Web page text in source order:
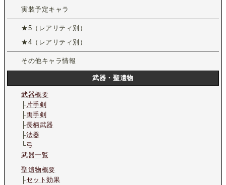
実装予定キャラ
★5（レアリティ別）
★4（レアリティ別）
その他キャラ情報
武器・聖遺物
武器概要
├片手剣
├両手剣
├長柄武器
├法器
└弓
武器一覧
聖遺物概要
├セット効果